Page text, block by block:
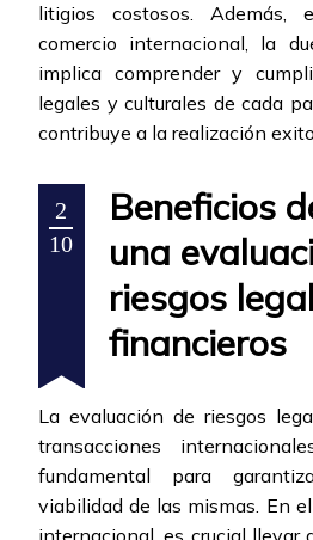
litigios costosos.
comercio internacional, la
implica comprender y
legales y culturales de cada
contribuye a la realización
2
10
Beneficios
una
riesgos
financieros
La evaluación de riesgos
transacciones
fundamental para
viabilidad de las mismas. En